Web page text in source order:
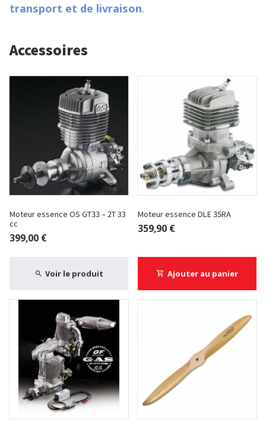
transport et de livraison.
Accessoires
Moteur essence OS GT33 – 2T 33
cc
399,00 €
Voir le produit
Moteur essence DLE 35RA
359,90 €
Ajouter au panier